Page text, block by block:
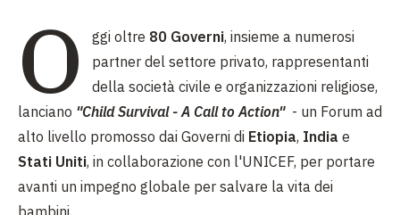
O ggi oltre 80 Governi, insieme a numerosi
partner del settore privato, rappresentanti
della società civile e organizzazioni religiose,
lanciano "Child Survival - A Call to Action"- un Forum ad
alto livello promosso dai Governi di Etiopia, India e
Stati Uniti, in collaborazione con l'UNICEF, per portare
avanti un impegno globale per salvare la vita dei
bambini.